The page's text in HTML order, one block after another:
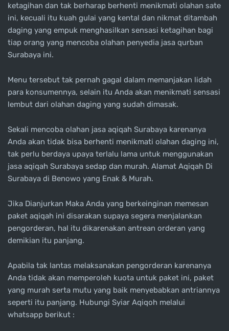
ketagihan dan tak berharap berhenti menikmati olahan sate
ini, kecuali itu kuah gulai yang kental dan nikmat ditambah
daging yang empuk menghasilkan sensasi ketagihan bagi
tiap orang yang mencoba olahan penyedia jasa qurban
Surabaya ini.
Menu tersebut tak pernah gagal dalam memanjakan lidah
para konsumennya, selain itu Anda akan menikmati sensasi
lembut dari olahan daging yang sudah dimasak.
Sekali mencoba olahan jasa aqiqah Surabaya karenanya
Anda akan tidak bisa berhenti menikmati olahan daging ini,
tak perlu berdaya upaya terlalu lama untuk menggunakan
jasa aqiqah Surabaya sedap dan murah. Alamat Aqiqah Di
Surabaya di Benowo yang Enak & Murah.
Jika Dianjurkan Maka Anda yang berkeinginan memesan
paket aqiqah ini disarakan supaya segera menjalankan
pengorderan, hal itu dikarenakan antrean orderan yang
demikian itu panjang.
Apabila tak lantas melaksanakan pengorderan karenanya
Anda tidak akan memperoleh kuota untuk paket ini, paket
yang murah serta mutu yang baik menyebabkan antriannya
seperti itu panjang. Hubungi Syiar Aqiqoh melalui
whatsapp berikut :